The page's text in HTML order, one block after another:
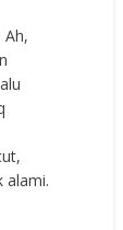
Ah,
alami.